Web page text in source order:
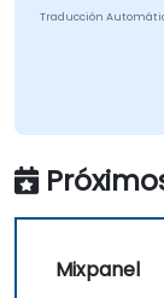
Traducción
Mixpanel